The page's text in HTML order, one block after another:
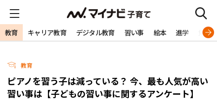
教育 キャリア教育 デジタル教育 習い事 絵本 進学 勉強
教育
ピアノを習う子は減っている？ 今、最も人気が高い
習い事は【子どもの習い事に関するアンケート】